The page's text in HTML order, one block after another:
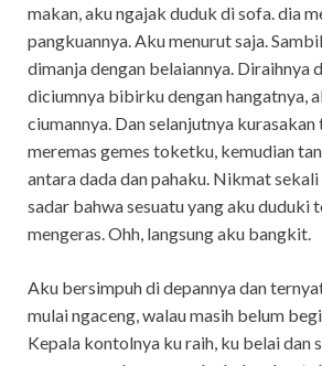
makan, aku ngajak duduk di sofa. dia
pangkuannya. Aku menurut saja.
dimanja dengan belaiannya. Diraihnya
diciumnya bibirku dengan hangatnya,
ciumannya. Dan selanjutnya kurasakan
meremas gemes toketku, kemudian
antara dada dan pahaku. Nikmat
sadar bahwa sesuatu yang aku duduki
mengeras. Ohh, langsung aku bangkit.
Aku bersimpuh di depannya dan
mulai ngaceng, walau masih belum
Kepala kontolnya ku raih, ku belai dan